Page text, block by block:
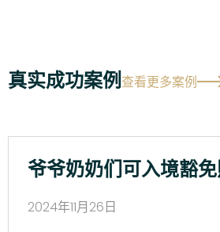
真实成功案例查看更多案例
爷爷奶奶们可入境豁
2024年11月26日